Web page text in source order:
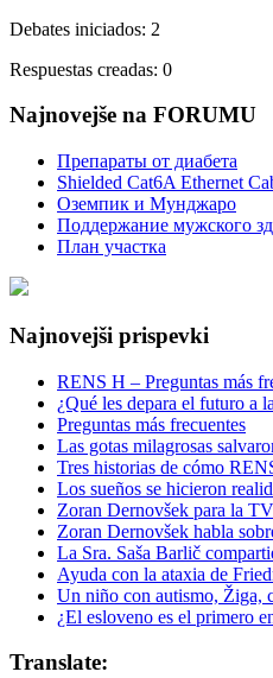
Debates iniciados: 2
Respuestas creadas: 0
Najnovejše na FORUMU
Препараты от диабета
Shielded Cat6A Ethernet
Оземпик и Мунджаро
Поддержание мужского
План участка
Najnovejši prispevki
RENS H – Preguntas más
¿Qué les depara el futuro a
Preguntas más frecuentes
Las gotas milagrosas
Tres historias de cómo
Los sueños se hicieron
Zoran Dernovšek para la
Zoran Dernovšek habla
La Sra. Saša Barlič
Ayuda con la ataxia de
Un niño con autismo, Žiga,
¿El esloveno es el primero
Translate: